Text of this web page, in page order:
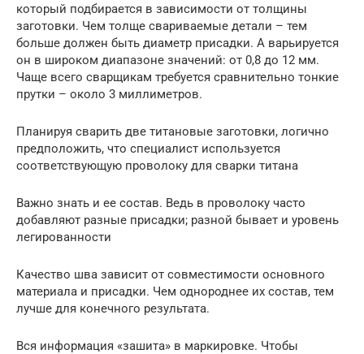
который подбирается в зависимости от толщины
заготовки. Чем толще свариваемые детали – тем
больше должен быть диаметр присадки. А варьируется
он в широком диапазоне значений: от 0,8 до 12 мм.
Чаще всего сварщикам требуется сравнительно тонкие
прутки – около 3 миллиметров.
Планируя сварить две титановые заготовки, логично
предположить, что специалист используется
соответствующую проволоку для сварки титана
Важно знать и ее состав. Ведь в проволоку часто
добавляют разные присадки; разной бывает и уровень
легированности
Качество шва зависит от совместимости основного
материала и присадки. Чем однороднее их состав, тем
лучше для конечного результата.
Вся информация «зашита» в маркировке. Чтобы